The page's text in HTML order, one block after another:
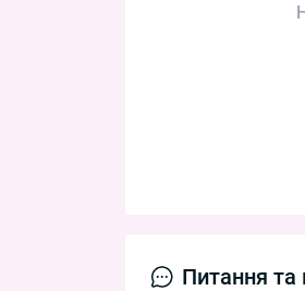
Питання та